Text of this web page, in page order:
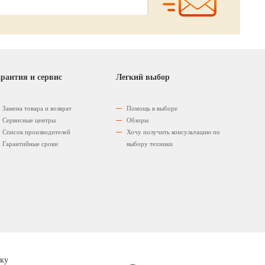
и сервис
Замена товара и возврат
Сервисные центры
Список производителей
Гарантийные сроки
Легкий выбор
Помощь в выборе
Обзоры
Хочу получить консультацию по
выбору техники